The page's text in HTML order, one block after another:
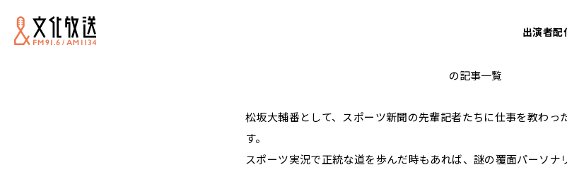
出演者配
砂山圭大郎
の記事一覧
松坂大輔番として、スポーツ新聞の先輩記者たちに仕事を教わっ
す。
スポーツ実況で正統な道を歩んだ時もあれば、謎の覆面パーソナ